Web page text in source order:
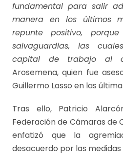
fundamental para salir
manera en los últimos
repunte positivo,
salvaguardias, las
capital de trabajo al
Arosemena, quien fue
Guillermo Lasso en las
Tras ello, Patricio
Federación de Cámaras de
enfatizó que la
desacuerdo por las